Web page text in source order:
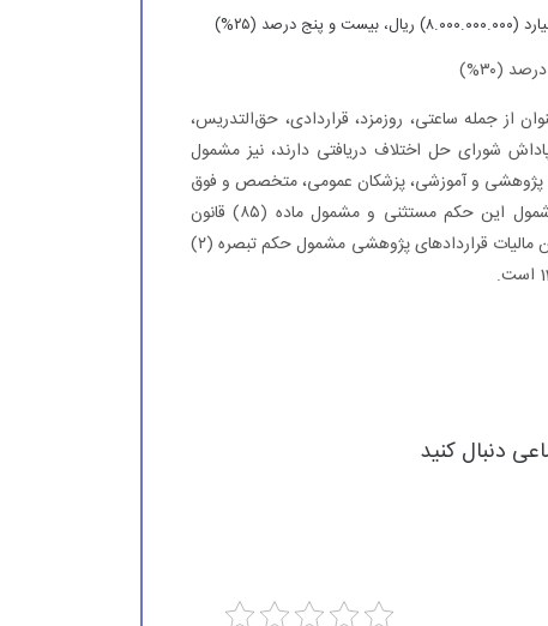
جمله ساعتی، روزمزد، قراردادی، حق‌التدریس،
شورای حل اختلاف دریافتی دارند، نیز مشمول
پژوهشی و آموزشی، پزشکان عمومی، متخصص و فوق
تخصص بالینی تمام وقت جغرافیایی و قضات دادگستری از شمول این حکم مستثنی و مشمول ماده (۸۵) قانون
مالیات‌های مستقیم اصلاحی مصوب ۳۱/۴/۱۳۹۴ هستند. همچنین مالیات قراردادهای پژوهشی مشمول حکم تبصره (۲)
دنبال کنید